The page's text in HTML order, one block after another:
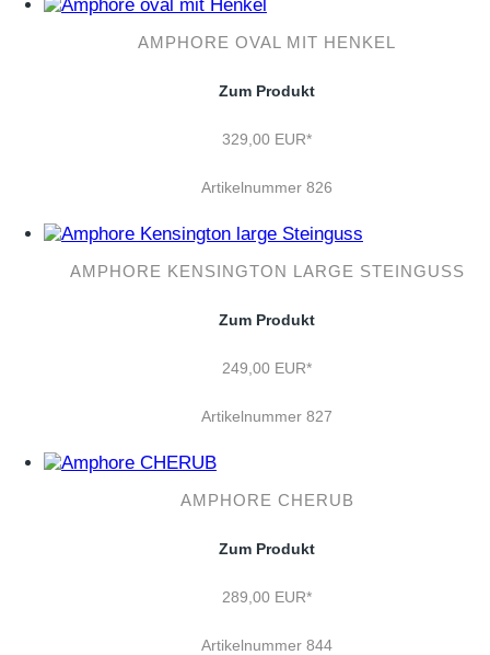
AMPHORE OVAL MIT HENKEL
Zum Produkt
329,00 EUR*
Artikelnummer 826
AMPHORE KENSINGTON LARGE STEINGUSS
Zum Produkt
249,00 EUR*
Artikelnummer 827
AMPHORE CHERUB
Zum Produkt
289,00 EUR*
Artikelnummer 844